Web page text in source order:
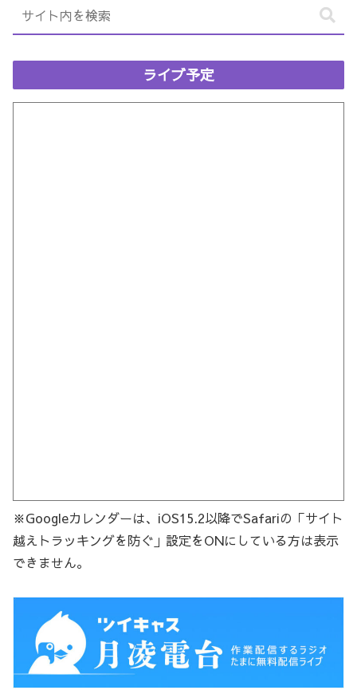
ライブ予定
※Googleカレンダーは、iOS15.2以降でSafariの「サイト
越えトラッキングを防ぐ」設定をONにしている方は表示
できません。